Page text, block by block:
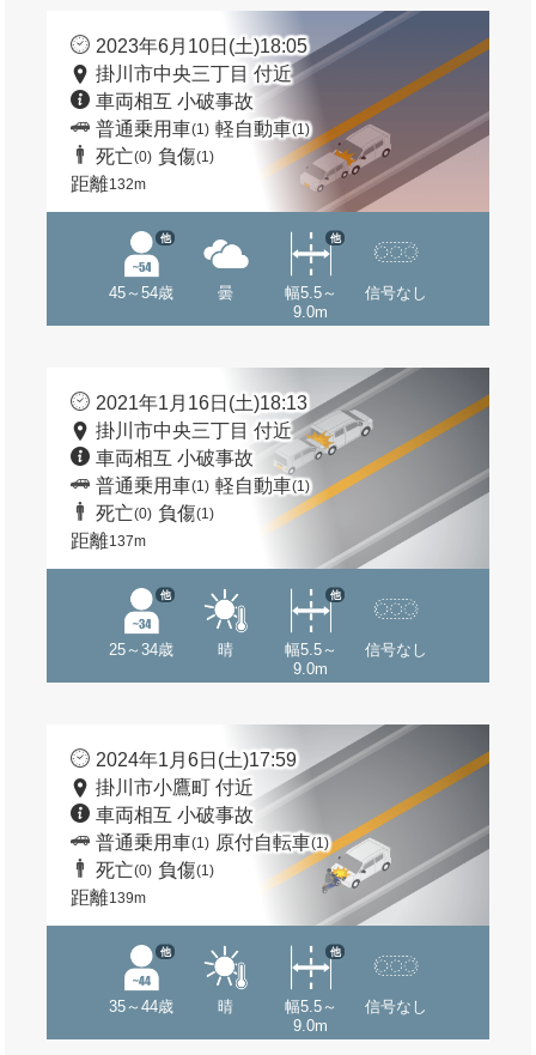
2023年6月10日(土)18:05
掛川市中央三丁目 付近
車両相互 小破事故
普通乗用車(1) 軽自動車(1)
死亡(0) 負傷(1)
距離132m
45～54歳
他
曇
幅5.5～
9.0m
他
信号なし
2021年1月16日(土)18:13
掛川市中央三丁目 付近
車両相互 小破事故
普通乗用車(1) 軽自動車(1)
死亡(0) 負傷(1)
距離137m
25～34歳
他
晴
幅5.5～
9.0m
他
信号なし
2024年1月6日(土)17:59
掛川市小鷹町 付近
車両相互 小破事故
普通乗用車(1) 原付自転車(1)
死亡(0) 負傷(1)
距離139m
35～44歳
他
晴
幅5.5～
9.0m
他
信号なし